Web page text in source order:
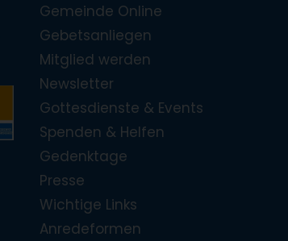
Gemeinde Online
Gebetsanliegen
Mitglied werden
Newsletter
Gottesdienste & Events
Spenden & Helfen
Gedenktage
Presse
Wichtige Links
Anredeformen